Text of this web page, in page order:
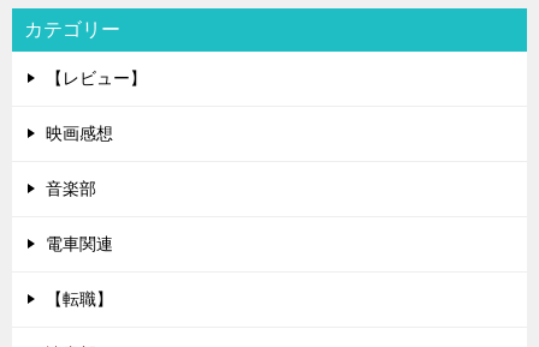
カテゴリー
【レビュー】
映画感想
音楽部
電車関連
【転職】